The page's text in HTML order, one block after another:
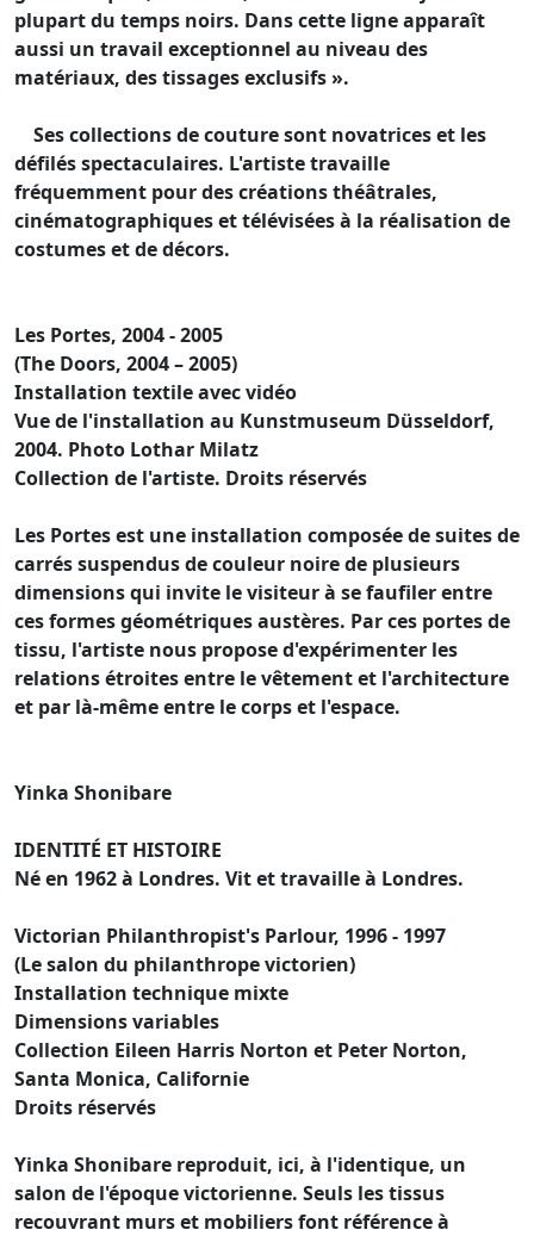
plupart du temps noirs. Dans cette ligne apparaît
aussi un travail exceptionnel au niveau des
matériaux, des tissages exclusifs ».
Ses collections de couture sont novatrices et les
défilés spectaculaires. L'artiste travaille
fréquemment pour des créations théâtrales,
cinématographiques et télévisées à la réalisation de
costumes et de décors.
Les Portes, 2004 - 2005
(The Doors, 2004 – 2005)
Installation textile avec vidéo
Vue de l'installation au Kunstmuseum Düsseldorf,
2004. Photo Lothar Milatz
Collection de l'artiste. Droits réservés
Les Portes est une installation composée de suites de
carrés suspendus de couleur noire de plusieurs
dimensions qui invite le visiteur à se faufiler entre
ces formes géométriques austères. Par ces portes de
tissu, l'artiste nous propose d'expérimenter les
relations étroites entre le vêtement et l'architecture
et par là-même entre le corps et l'espace.
Yinka Shonibare
IDENTITÉ ET HISTOIRE
Né en 1962 à Londres. Vit et travaille à Londres.
Victorian Philanthropist's Parlour, 1996 - 1997
(Le salon du philanthrope victorien)
Installation technique mixte
Dimensions variables
Collection Eileen Harris Norton et Peter Norton,
Santa Monica, Californie
Droits réservés
Yinka Shonibare reproduit, ici, à l'identique, un
salon de l'époque victorienne. Seuls les tissus
recouvrant murs et mobiliers font référence à